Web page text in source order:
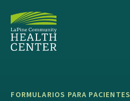
FORMULARIOS PARA PACIENTES